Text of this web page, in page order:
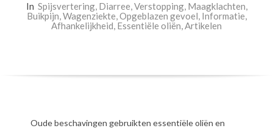
In Spijsvertering, Diarree,Verstopping, Maagklachten,
Buikpijn,Wagenziekte,Opgeblazen gevoel, Informatie,
Afhankelijkheid, Essentiële oliën,Artikelen
Oude beschavingen gebruikten essentiële oliën en